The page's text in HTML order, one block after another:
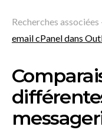
Recherches associées
email cPanel dans